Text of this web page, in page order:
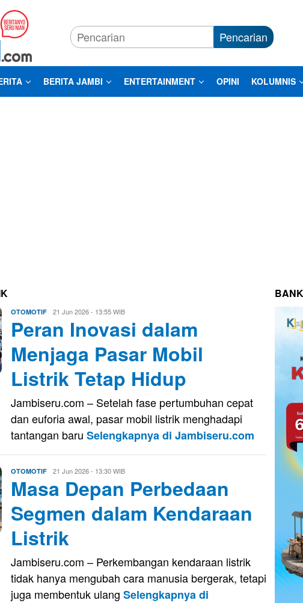
Pencarian
BERITA JAMBI ENTERTAINMENT OPINI KOLUMNIS
OTOMOTIF Evo
Kusnady
21 Jun 2026 - 13:55 WIB
Peran Inovasi dalam
Menjaga Pasar Mobil
Listrik Tetap Hidup
Jambiseru.com – Setelah fase pertumbuhan cepat
dan euforia awal, pasar mobil listrik menghadapi
tantangan baru Selengkapnya di Jambiseru.com
OTOMOTIF Evo
Kusnady
21 Jun 2026 - 13:30 WIB
Masa Depan Perbedaan
Segmen dalam Kendaraan
Listrik
Jambiseru.com – Perkembangan kendaraan listrik
tidak hanya mengubah cara manusia bergerak, tetapi
juga membentuk ulang Selengkapnya di